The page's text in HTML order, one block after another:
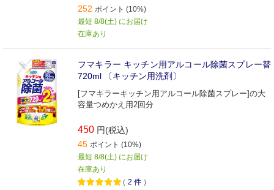
252 ポイント (10%)
最短 8/8(土) にお届け
在庫あり
フマキラー キッチン用アルコール除菌スプレー替
720ml 〔キッチン用洗剤〕
[フマキラーキッチン用アルコール除菌スプレー]の大
容量つめかえ用2回分
450 円(税込)
45 ポイント (10%)
最短 8/8(土) にお届け
在庫あり
（ 2 件 ）